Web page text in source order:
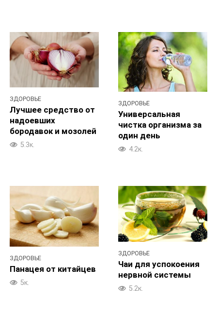
ЗДОРОВЬЕ
Лучшее средство от
надоевших
бородавок и мозолей
5.3к.
ЗДОРОВЬЕ
Универсальная
чистка организма за
один день
4.2к.
ЗДОРОВЬЕ
Панацея от китайцев
5к.
ЗДОРОВЬЕ
Чаи для успокоения
нервной системы
5.2к.